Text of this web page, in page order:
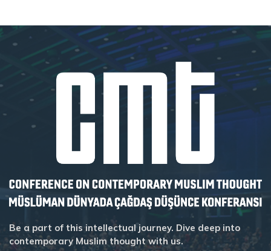
Be a part of this intellectual journey. Dive deep into
contemporary Muslim thought with us.